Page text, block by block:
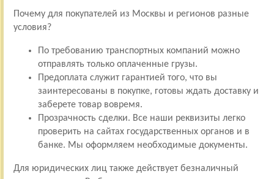
Почему для покупателей из Москвы и регионов разные
условия?
По требованию транспортных компаний можно
отправлять только оплаченные грузы.
Предоплата служит гарантией того, что вы
заинтересованы в покупке, готовы ждать доставку и
заберете товар вовремя.
Прозрачность сделки. Все наши реквизиты легко
проверить на сайтах государственных органов и в
банке. Мы оформляем необходимые документы.
Для юридических лиц также действует безналичный